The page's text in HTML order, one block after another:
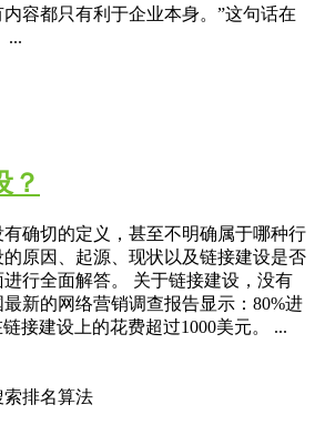
容都只有利于企业本身。”这句话在
...
？
确切的定义，甚至不明确属于哪种行
原因、起源、现状以及链接建设是否
行全面解答。 关于链接建设，没有
新的网络营销调查报告显示：80%进
接建设上的花费超过1000美元。 ...